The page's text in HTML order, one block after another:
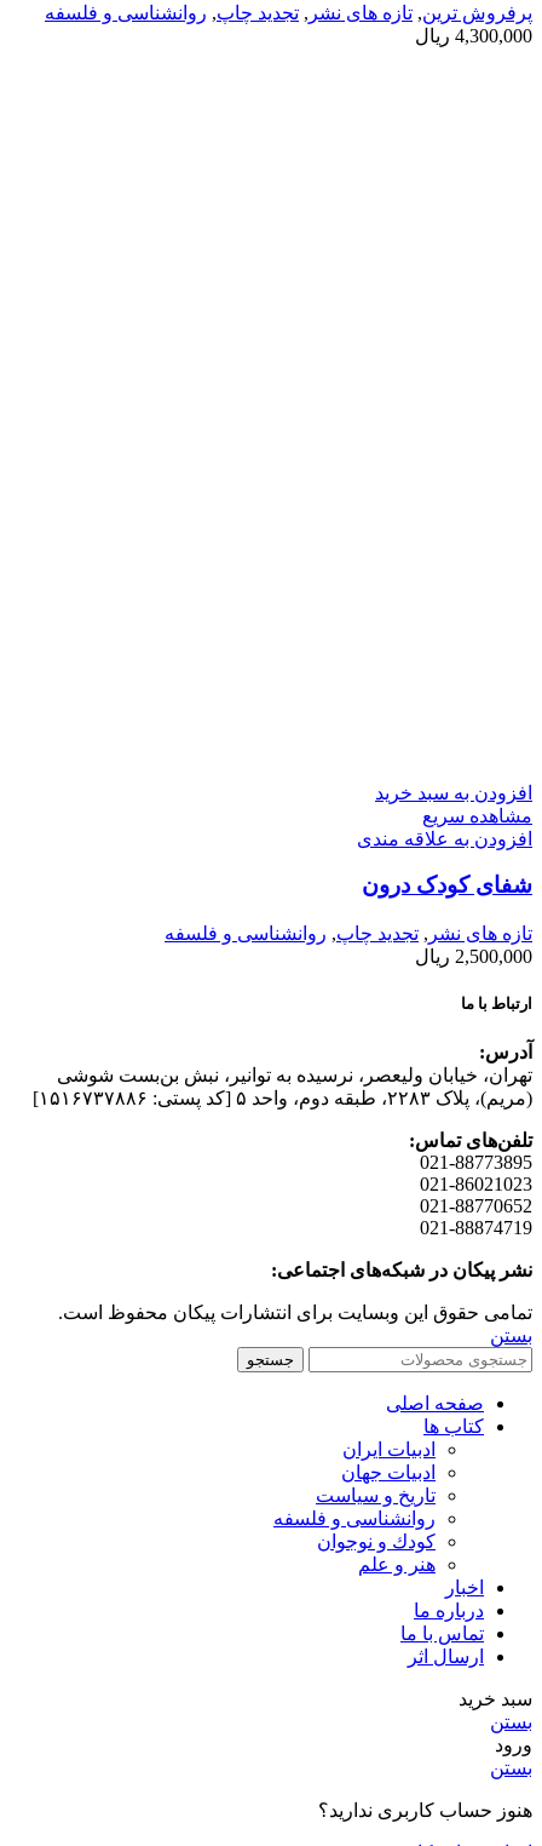
پرفروش ترین, تازه های نشر , تجدید چاپ, روانشناسی و فلسفه
4,300,000 ریال
افزودن به سبد خرید
مشاهده سریع
افزودن به علاقه مندی
شفای کودک درون
تازه های نشر , تجدید چاپ, روانشناسی و فلسفه
2,500,000 ریال
ارتباط با ما
آدرس:
تهران، خیابان وليعصر، نرسيده به توانير، نبش بن‌بست شوشی
(مريم)، پلاک ۲۲۸۳، طبقه دوم، واحد ۵ [کد پستی: ۱۵۱۶۷۳۷۸۸۶]
تلفن‌های تماس:
021-88773895
021-86021023
021-88770652
021-88874719
نشر پیکان در شبکه‌های اجتماعی:
تمامی حقوق این وبسایت برای انتشارات پیکان محفوظ است.
بستن
جستجو
صفحه اصلی
کتاب ها
ادبیات ایران
ادبیات جهان
تاریخ و سیاست
روانشناسی و فلسفه
کودك و نوجوان
هنر و علم
اخبار
درباره ما
تماس با ما
ارسال اثر
سبد خرید
بستن
ورود
بستن
هنوز حساب کاربری ندارید؟